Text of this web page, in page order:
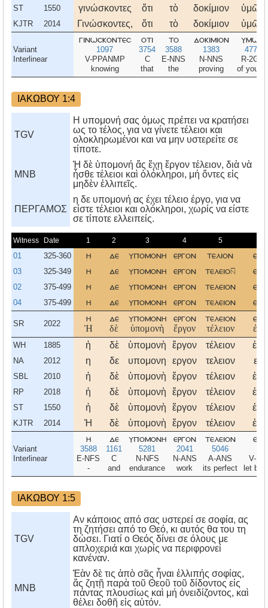
ST 1550 γινώσκοντες ὅτι τὸ δοκίμιον ὑμῶν
KJTR 2014 Γινώσκοντες, ὅτι τὸ δοκίμιον ὑμῶν
Variant
Interlinear
γινωσκοντεσ
1097
V-PPANMP
knowing
οτι
3754
C
that
το
3588
E-NNS
the
δοκιμιον
1383
N-NNS
proving
υμων
4771
R-2GP
of you all
ΙΑΚΩΒΟΥ 1:4
TGV
Η υπομονή σας όμως πρέπει να κρατήσει
ως το τέλος, για να γίνετε τέλειοι και
ολοκληρωμένοι και να μην υστερείτε σε
τίποτε.
MNB
Ἡ δὲ ὑπομονή ἄς ἔχῃ ἔργον τέλειον, διὰ νὰ
ἦσθε τέλειοι καὶ ὁλόκληροι, μή ὄντες εἰς
μηδὲν ἐλλιπεῖς.
ΠΕΡΓΑΜΟΣ
η δε υπομονή ας έχει τέλειο έργο, για να
είστε τέλειοι και ολόκληροι, χωρίς να είστε
σε τίποτε ελλειπείς.
Witness Date 1 2 3 4 5
01 325-360 η δε υπομονη εργον τελιον
03 325-349 η δε υπομονη εργον τελειο
02 375-499 η δε υπομονη εργον τελειον
04 375-499 η δε υπομονη εργον τελειον
SR 2022
η
Ἡ
δε
δὲ
υπομονη
ὑπομονὴ
εργον
ἔργον
τελειον
τέλειον
WH 1885 ἡ δὲ ὑπομονὴ ἔργον τέλειον
NA 2012 η δε υπομονη εργον τελειον
SBL 2010 ἡ δὲ ὑπομονὴ ἔργον τέλειον
RP 2018 ἡ δὲ ὑπομονὴ ἔργον τέλειον
ST 1550 ἡ δὲ ὑπομονὴ ἔργον τέλειον
KJTR 2014 Ἡ δὲ ὑπομονὴ ἔργον τέλειον
Variant
Interlinear
η
3588
E-NFS
-
δε
1161
C
and
υπομονη
5281
N-NFS
endurance
εργον
2041
N-ANS
work
τελειον
5046
A-ANS
its perfect
V-
let be
ΙΑΚΩΒΟΥ 1:5
TGV
Αν κάποιος από σας υστερεί σε σοφία, ας
τη ζητήσει από το Θεό, κι αυτός θα του τη
δώσει. Γιατί ο Θεός δίνει σε όλους με
απλοχεριά και χωρίς να περιφρονεί
κανέναν.
MNB
Ἐὰν δὲ τις ἀπὸ σᾶς ἦναι ἐλλιπής σοφίας,
ἄς ζητῇ παρὰ τοῦ Θεοῦ τοῦ δίδοντος εἰς
πάντας πλουσίως καὶ μή ὀνειδίζοντος, καὶ
θέλει δοθῆ εἰς αὐτόν.